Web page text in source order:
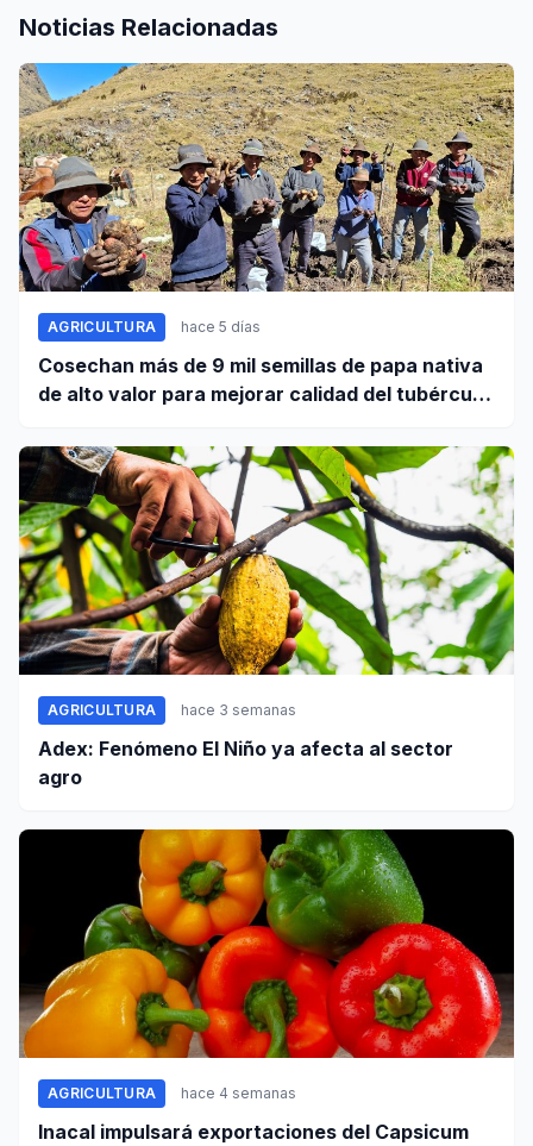
Noticias Relacionadas
AGRICULTURA hace 5 días
Cosechan más de 9 mil semillas de papa nativa
de alto valor para mejorar calidad del tubérculo
AGRICULTURA hace 3 semanas
Adex: Fenómeno El Niño ya afecta al sector
agro
AGRICULTURA hace 4 semanas
Inacal impulsará exportaciones del Capsicum